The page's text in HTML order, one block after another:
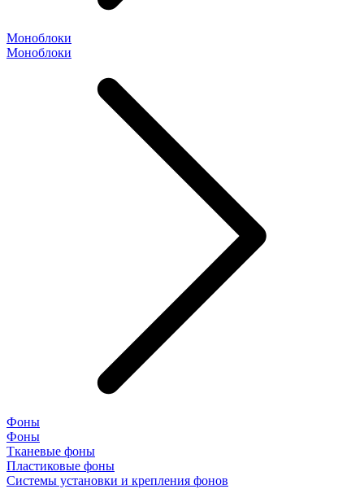
Моноблоки
Моноблоки
Фоны
Фоны
Тканевые фоны
Пластиковые фоны
Системы установки и крепления фонов